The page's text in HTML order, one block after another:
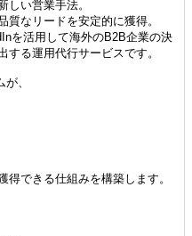
しい営業手法。
質なリードを安定的に獲得。
を活用して海外のB2B企業の決
る運用代行サービスです。
、
得できる仕組みを構築します。